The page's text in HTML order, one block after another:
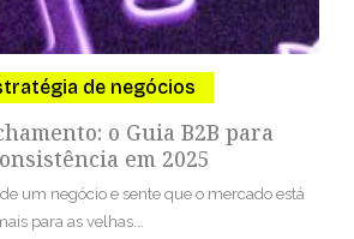
o Guia B2B para
em 2025
de negócios
um negócio e sente que o mercado está
para as velhas...